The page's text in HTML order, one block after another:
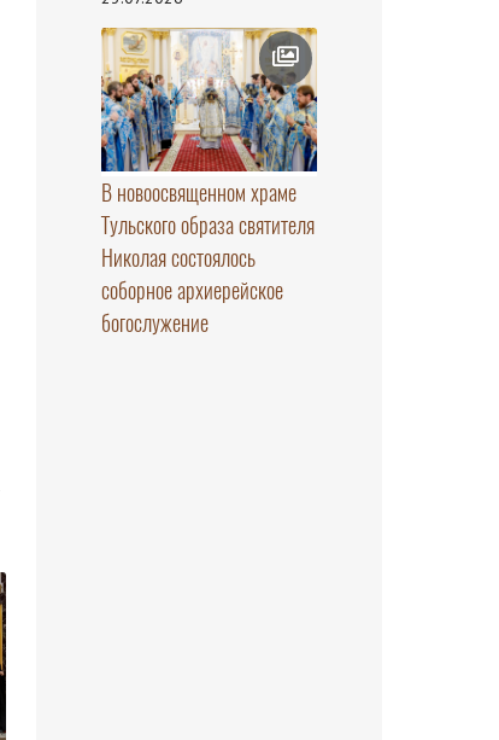
В новоосвященном храме
Тульского образа святителя
Николая состоялось
соборное архиерейское
богослужение